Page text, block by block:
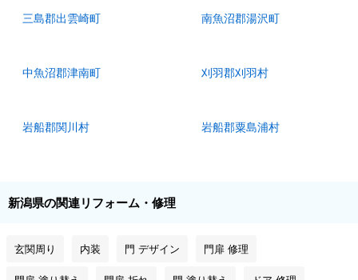
三島郡出雲崎町 南魚沼郡湯沢町
中魚沼郡津南町 刈羽郡刈羽村
岩船郡関川村 岩船郡粟島浦村
新潟県の関連リフォーム・修理
玄関周り 内装 門 デザイン 門扉 修理